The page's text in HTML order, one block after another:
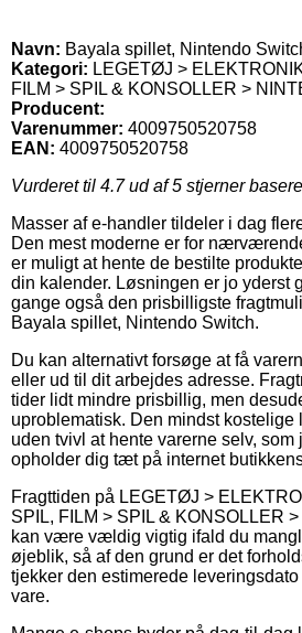
Navn: Bayala spillet, Nintendo
Kategori: LEGETØJ >
FILM > SPIL & KONSOLLER >
Producent:
Varenummer: 4009750520758
EAN: 4009750520758
Vurderet til 4.7ud af 5 stjerner
Masser af e-handler tildeler i dag
Den mest moderne er for
er muligt at hente de bestilte
din kalender. Løsningen er jo yderst
gange også den prisbilligste
Bayala spillet, Nintendo Switch.
Du kan alternativt forsøge at få
eller ud til dit arbejdes adresse.
tider lidt mindre prisbillig, men
uproblematisk. Den mindst kostelige
uden tvivl at hente varerne selv,
opholder dig tæt på internet
Fragttiden på LEGETØJ >
SPIL, FILM > SPIL & KONSOLLER
kan være vældig vigtig ifald du
øjeblik, så af den grund er det
tjekker den estimerede
vare.